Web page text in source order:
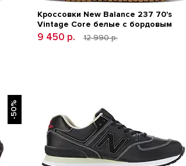
Кроссовки New Balance 237 70's
Vintage Core белые с бордовым
9 450 р. 12 990 р.
-50%